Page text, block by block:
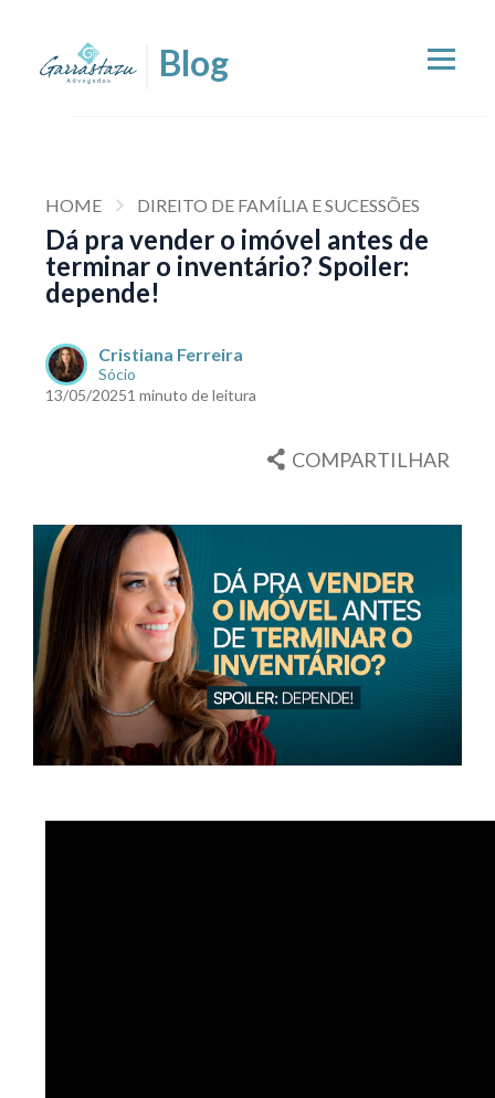
HOME DIREITO DE FAMÍLIA E SUCESSÕES
Dá pra vender o imóvel antes de
terminar o inventário? Spoiler:
depende!
Cristiana Ferreira
Sócio
13/05/20251 minuto de leitura
COMPARTILHAR